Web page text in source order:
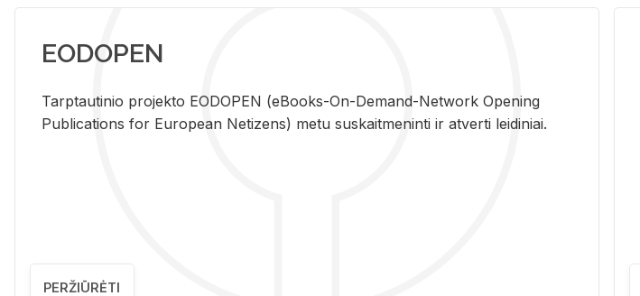
EODOPEN
Tarp­tau­ti­nio pro­jek­to EO­DO­PEN (eBo­oks-On-De­mand-Ne­twork Ope­ning
Pub­li­ca­tions for Eu­ro­pe­an Ne­ti­zens) metu su­skait­me­nin­ti ir at­ver­ti lei­di­niai.
PERŽIŪRĖTI